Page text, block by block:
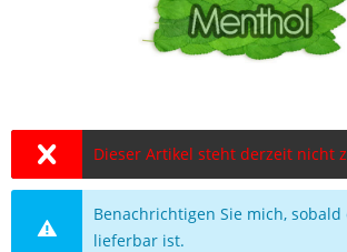
Dieser Artikel steht derzeit nicht
Benachrichtigen Sie mich,
lieferbar ist.